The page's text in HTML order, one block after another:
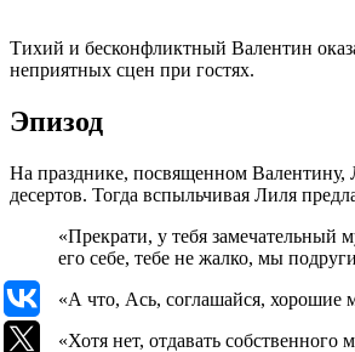
Тихий и бесконфликтный Валентин
неприятных сцен при гостях.
Эпизод
На празднике, посвященном Валентину,
десертов. Тогда вспыльчивая Лиля
«Прекрати, у тебя
его себе, тебе не жалко, мы
«А что, Ась, соглашайся,
«Хотя нет, отдавать